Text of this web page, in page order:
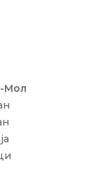
Мол